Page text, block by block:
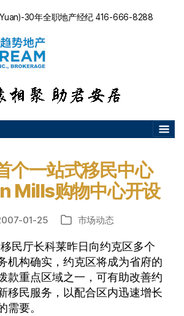
30年全职地产经纪 416-666-8288
个一站式移民中心
Mills购物中心开设
01-25
分 市场动态
民厅长科莱昨日向约克区多个
机构确实，约克区将成为省府的
款重点区域之一，可有助改善约
移民服务，以配合区内迅速增长
需要。